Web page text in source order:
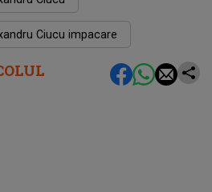
Ciucu impacare